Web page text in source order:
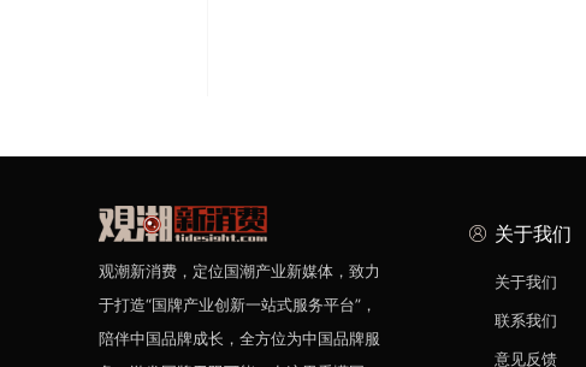
观潮新消费，定位国潮产业新媒体，致力
于打造“国牌产业创新一站式服务平台”，
陪伴中国品牌成长，全方位为中国品牌服
关于我们
关于我们
联系我们
意见反馈